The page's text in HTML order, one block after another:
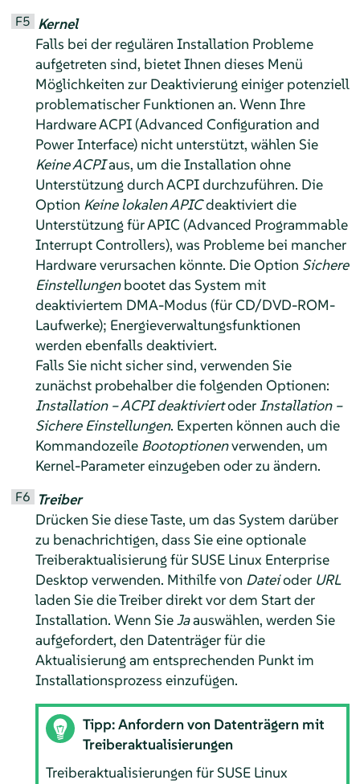
F5 Kernel
Falls bei der regulären Installation Probleme
aufgetreten sind, bietet Ihnen dieses Menü
Möglichkeiten zur Deaktivierung einiger potenziell
problematischer Funktionen an. Wenn Ihre
Hardware ACPI (Advanced Configuration and
Power Interface) nicht unterstützt, wählen Sie
Keine ACPIaus, um die Installation ohne
Unterstützung durch ACPI durchzuführen. Die
Option Keine lokalen APICdeaktiviert die
Unterstützung für APIC (Advanced Programmable
Interrupt Controllers), was Probleme bei mancher
Hardware verursachen könnte. Die Option Sichere
Einstellungenbootet das System mit
deaktiviertem DMA-Modus (für CD/DVD-ROM-
Laufwerke); Energieverwaltungsfunktionen
werden ebenfalls deaktiviert.
Falls Sie nicht sicher sind, verwenden Sie
zunächst probehalber die folgenden Optionen:
Installation – ACPI deaktiviertoderInstallation –
Sichere Einstellungen. Experten können auch die
Kommandozeile Bootoptionenverwenden, um
Kernel-Parameter einzugeben oder zu ändern.
F6 Treiber
Drücken Sie diese Taste, um das System darüber
zu benachrichtigen, dass Sie eine optionale
Treiberaktualisierung für SUSE Linux Enterprise
Desktop verwenden. Mithilfe von Dateioder URL
laden Sie die Treiber direkt vor dem Start der
Installation. Wenn SieJaauswählen, werden Sie
aufgefordert, den Datenträger für die
Aktualisierung am entsprechenden Punkt im
Installationsprozess einzufügen.
Tipp: Anfordern von Datenträgern mit
Treiberaktualisierungen
Treiberaktualisierungen für SUSE Linux